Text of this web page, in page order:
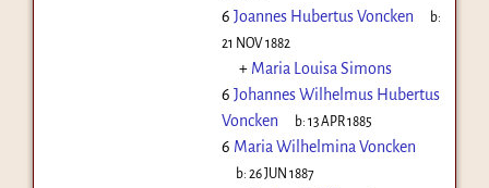
6 Joannes Hubertus Voncken
b:
21 NOV 1882
+ Maria Louisa Simons
6 Johannes Wilhelmus Hubertus
Voncken
b:13 APR 1885
6 Maria Wilhelmina Voncken
b:26 JUN 1887